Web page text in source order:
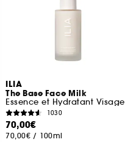
ILIA
The Base Face Milk
Essence et Hydratant Visage
1030
70,00€
70,00€ / 100ml